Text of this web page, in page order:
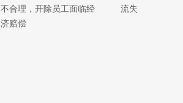
不合理，开除员工面临经
济赔偿
流失